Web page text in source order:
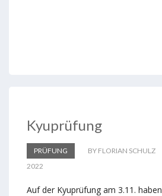
Kyuprüfung
PRÜFUNG BY FLORIAN SCHULZ
2022
Auf der Kyuprüfung am 3.11. haben